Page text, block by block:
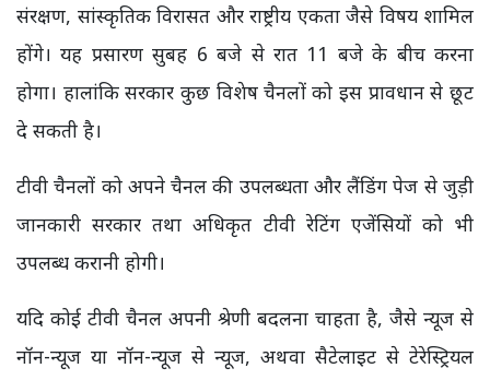
संरक्षण, सांस्कृतिक विरासत और राष्ट्रीय एकता जैसे विषय शामिल
होंगे। यह प्रसारण सुबह 6 बजे से रात 11 बजे के बीच करना
होगा। हालांकि सरकार कुछ विशेष चैनलों को इस प्रावधान से छूट
दे सकती है।
टीवी चैनलों को अपने चैनल की उपलब्धता और लैंडिंग पेज से जुड़ी
जानकारी सरकार तथा अधिकृत टीवी रेटिंग एजेंसियों को भी
उपलब्ध करानी होगी।
यदि कोई टीवी चैनल अपनी श्रेणी बदलना चाहता है, जैसे न्यूज से
नॉन-न्यूज या नॉन-न्यूज से न्यूज, अथवा सैटेलाइट से टेरेस्ट्रियल